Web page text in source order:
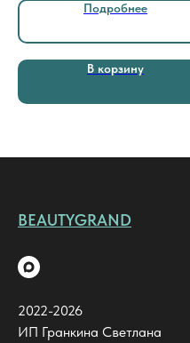
Подробнее
В корзину
BEAUTYGRAND
2022-2026
ИП Гранкина Светлана